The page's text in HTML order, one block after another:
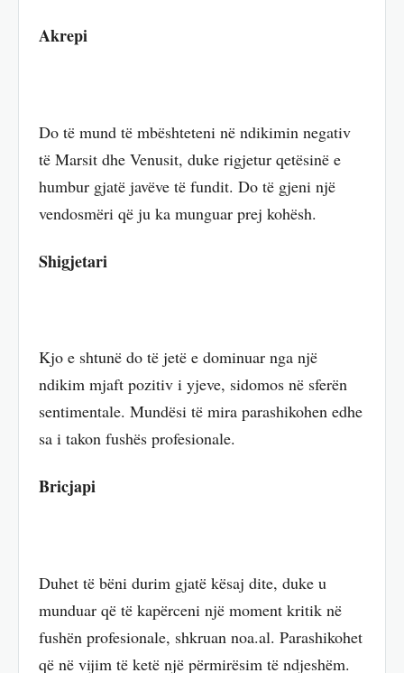
Akrepi
Do të mund të mbështeteni në ndikimin negativ
të Marsit dhe Venusit, duke rigjetur qetësinë e
humbur gjatë javëve të fundit. Do të gjeni një
vendosmëri që ju ka munguar prej kohësh.
Shigjetari
Kjo e shtunë do të jetë e dominuar nga një
ndikim mjaft pozitiv i yjeve, sidomos në sferën
sentimentale. Mundësi të mira parashikohen edhe
sa i takon fushës profesionale.
Bricjapi
Duhet të bëni durim gjatë kësaj dite, duke u
munduar që të kapërceni një moment kritik në
fushën profesionale, shkruan noa.al. Parashikohet
që në vijim të ketë një përmirësim të ndjeshëm.